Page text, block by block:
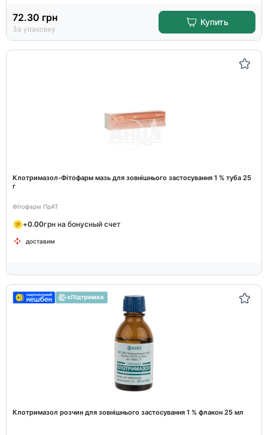
72.30 грн
За упаковку
Купить
Клотримазол-Фітофарм мазь для зовнішнього застосування 1 % туба 25
г
Фітофарм ПрАТ
+0.00грн на бонусный счет
доставим
Клотримазол розчин для зовнішнього застосування 1 % флакон 25 мл